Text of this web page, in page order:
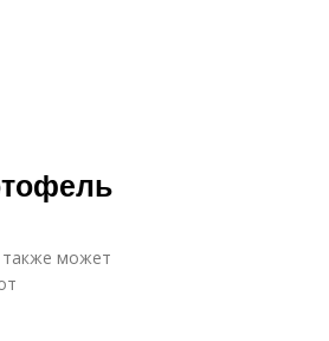
также может